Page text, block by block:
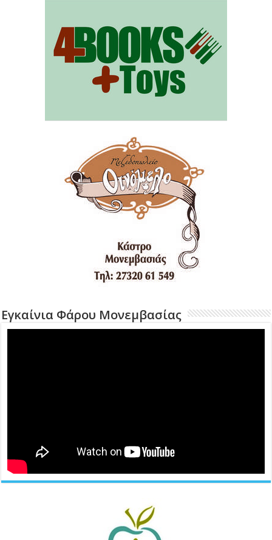
Εγκαίνια Φάρου Μονεμβασίας